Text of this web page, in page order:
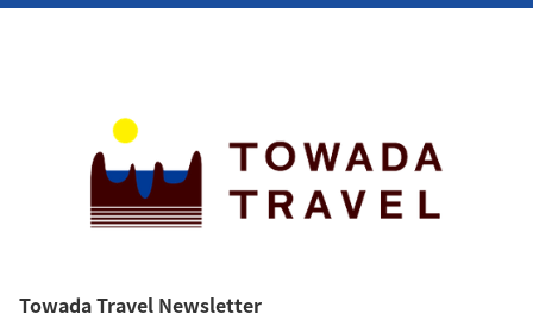
Towada Travel Newsletter